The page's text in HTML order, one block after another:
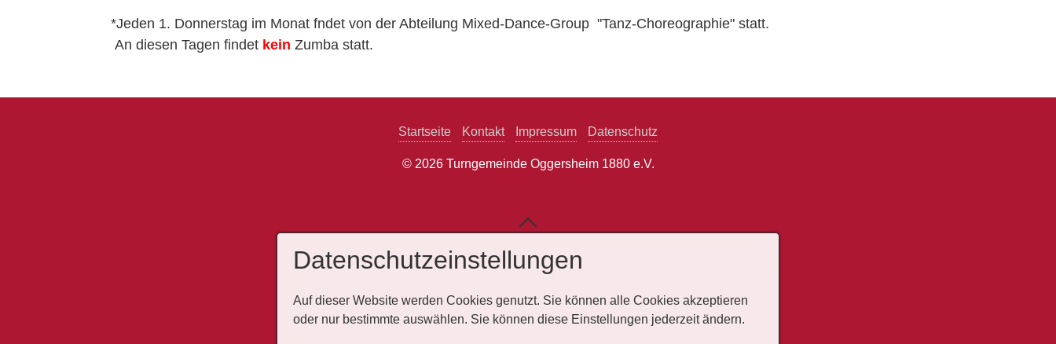
*Jeden 1. Donnerstag im Monat fndet von der Abteilung Mixed-Dance-Group "Tanz-Choreographie" statt.
An diesen Tagen findet kein Zumba statt.
Startseite Kontakt Impressum Datenschutz
© 2026 Turngemeinde Oggersheim 1880 e.V.
Datenschutzeinstellungen
Auf dieser Website werden Cookies genutzt. Sie können alle Cookies akzeptieren
oder nur bestimmte auswählen. Sie können diese Einstellungen jederzeit ändern.